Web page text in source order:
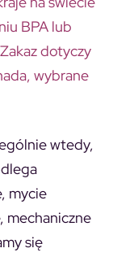
BPA lub
dotyczy
wybrane
wtedy,
mycie
mechaniczne
się